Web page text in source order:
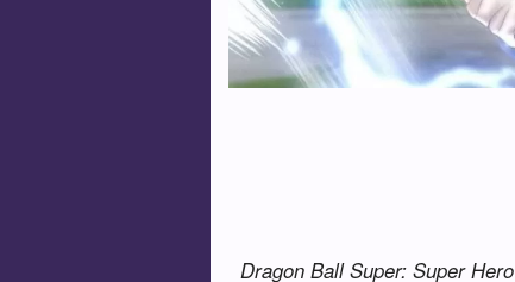
Dragon Ball Super: Super Hero